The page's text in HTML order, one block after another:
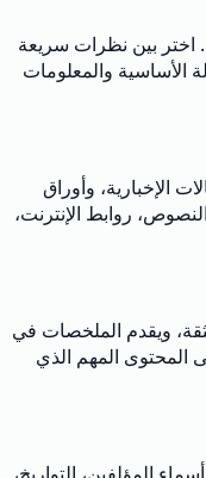
اختر بين نظرات سريعة
الأساسية والمعلومات
الإخبارية، وأوراق
روابط الإنترنت،
ويقدم الملخصات في
المحتوى المهم الذي